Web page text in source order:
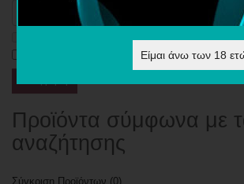
Αναζήτηση στις περιγραφές προϊόντων
Προϊόντα σύμφωνα με
αναζήτησης
Σύγκριση Προϊόντων (0)
Είμαι άνω των 18